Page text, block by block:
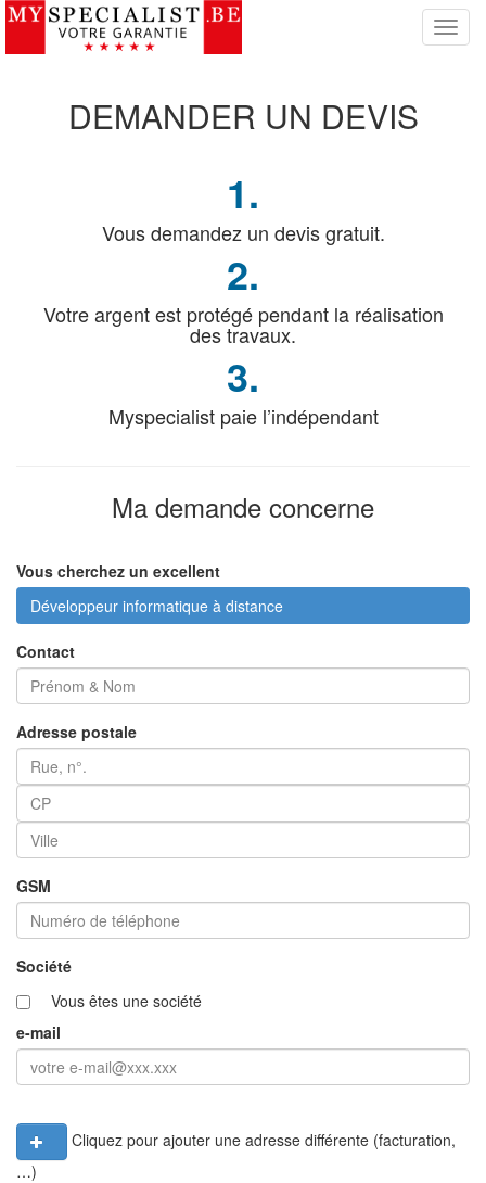
S
w
DEMANDER UN DEVIS
1.
Vous demandez un devis gratuit.
2.
Votre argent est protégé pendant la réalisation
des travaux.
3.
Myspecialist paie l’indépendant
Ma demande concerne
Vous cherchez un excellent
Développeur informatique à distance
Contact
Adresse postale
GSM
Société
Vous êtes une société
e-mail
Cliquez pour ajouter une adresse différente (facturation,
…)